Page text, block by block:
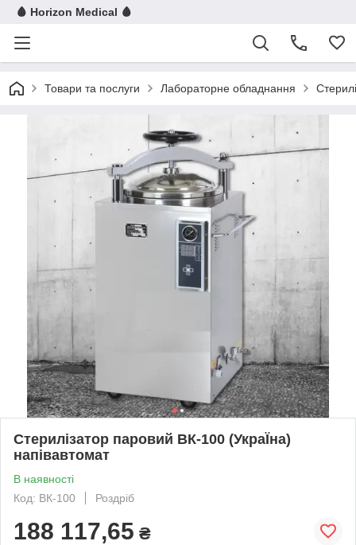
🩸 Horizon Medical 🩸
Товари та послуги Лабораторне обладнання
Стерилізатор паровий ВК-100 (УкраЇна)
напівавтомат
В наявності
Код: ВК-100
Роздріб
188 117,65 ₴